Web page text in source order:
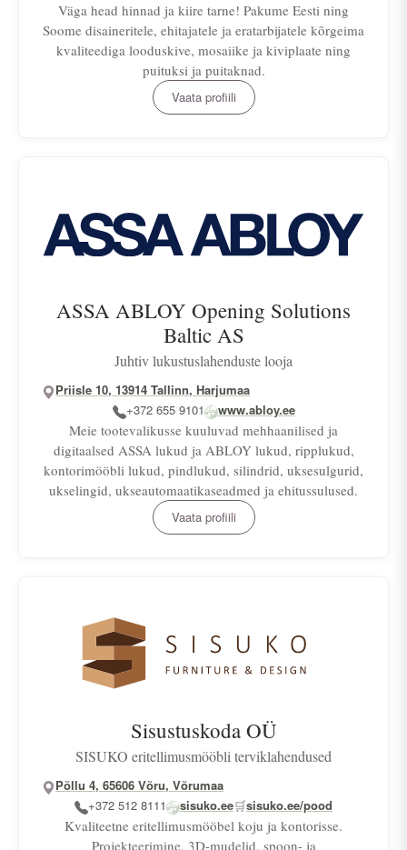
Vaata profiili
Väga head hinnad ja kiire tarne! Pakume Eesti ning
Soome disaineritele, ehitajatele ja eratarbijatele kõrgeima
kvaliteediga looduskive, mosaiike ja kiviplaate ning
puituksi ja puitaknad.
ASSA ABLOY Opening Solutions
Baltic AS
Juhtiv lukustuslahenduste looja
Priisle 10, 13914 Tallinn, Harjumaa
+372 655 9101
www.abloy.ee
Vaata profiili
Meie tootevalikusse kuuluvad mehhaanilised ja
digitaalsed ASSA lukud ja ABLOY lukud, ripplukud,
kontorimööbli lukud, pindlukud, silindrid, uksesulgurid,
ukselingid, ukseautomaatikaseadmed ja ehitussulused.
Sisustuskoda OÜ
SISUKO eritellimusmööbli terviklahendused
Põllu 4, 65606 Võru, Võrumaa
+372 512 8111
sisuko.ee🛒sisuko.ee/pood
Kvaliteetne eritellimusmööbel koju ja kontorisse.
Projekteerimine, 3D-mudelid, spoon- ja